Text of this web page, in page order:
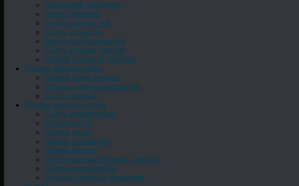
Заводской переулок
улица Чкалова
Скупка запчастей
Сдать запчасти
Выкуп автозапчастей
Сдать старую технику
Прием бытовой техники
Прием черного лома
Приём лома железа
Отходы черных металлов
Сдать чёрный
Прием цветного лома
Сдать металлолом
Сдача жести
Прием меди
Прием алюминия
Прием латуни
Прием аккумуляторов, свинца
Прием нержавейки
Отходы цветных металлов